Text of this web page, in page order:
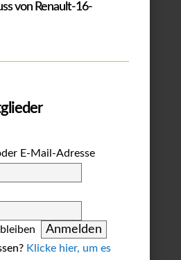
von Renault-16-
E-Mail-Adresse
Klicke hier, um es